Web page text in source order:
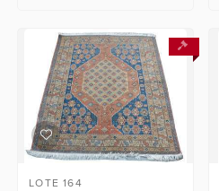
LOTE 164